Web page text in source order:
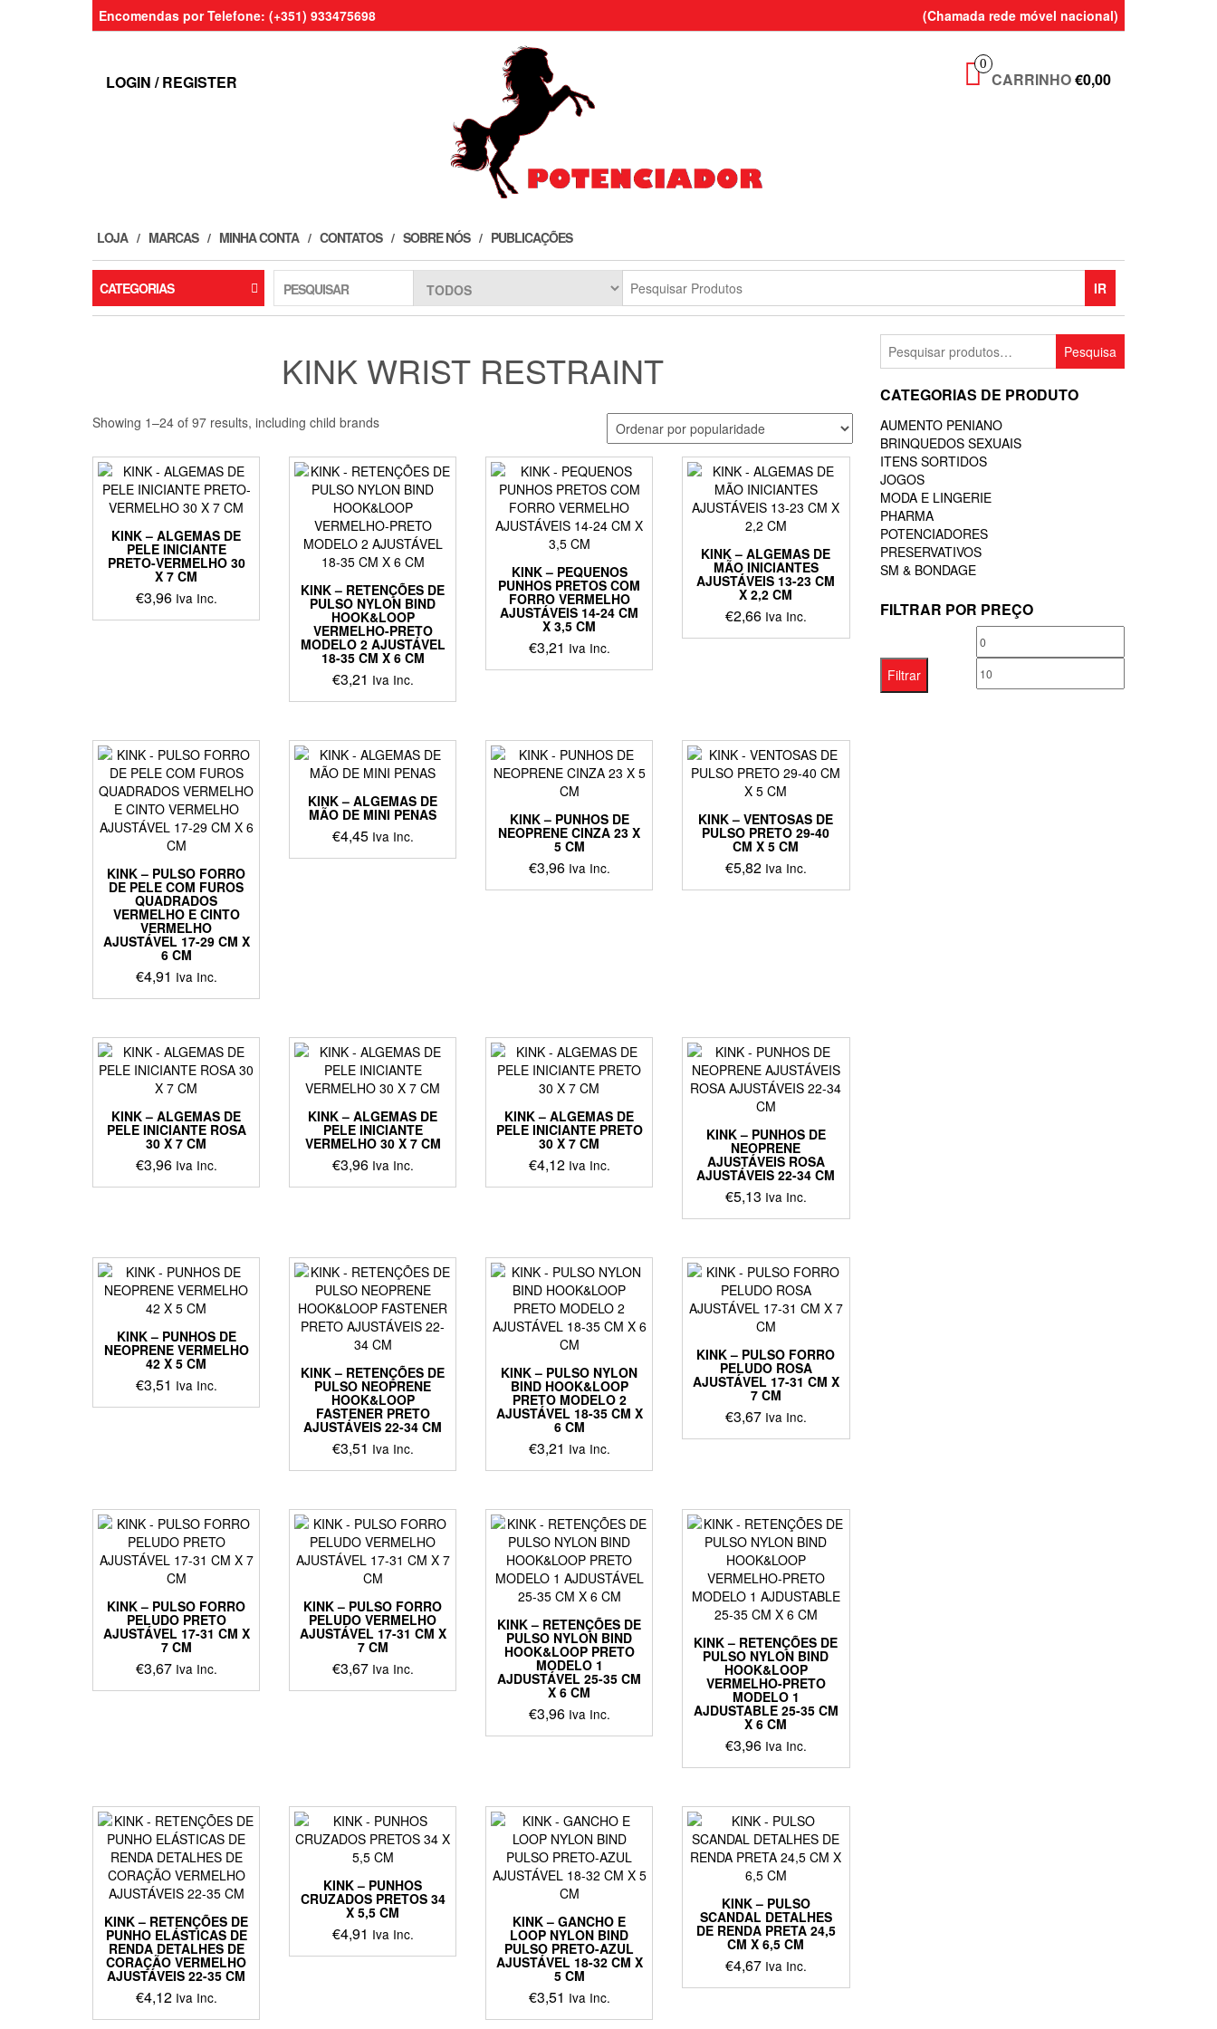
Encomendas por Telefone: (+351) 933475698 (Chamada rede móvel nacional)
LOGIN / REGISTER
0
CARRINHO€0,00
LOJA MARCAS MINHA CONTA CONTATOS SOBRE NÓS PUBLICAÇÕES
CATEGORIAS PESQUISAR IR
KINK WRIST RESTRAINT
Showing 1–24 of 97 results, including child brands
KINK – ALGEMAS DE
PELE INICIANTE
PRETO-VERMELHO 30
X 7 CM
€3,96 Iva Inc. KINK – RETENÇÕES DE
PULSO NYLON BIND
HOOK&LOOP
VERMELHO-PRETO
MODELO 2 AJUSTÁVEL
18-35 CM X 6 CM
€3,21 Iva Inc.
KINK – PEQUENOS
PUNHOS PRETOS COM
FORRO VERMELHO
AJUSTÁVEIS 14-24 CM
X 3,5 CM
€3,21 Iva Inc.
KINK – ALGEMAS DE
MÃO INICIANTES
AJUSTÁVEIS 13-23 CM
X 2,2 CM
€2,66 Iva Inc.
KINK – PULSO FORRO
DE PELE COM FUROS
QUADRADOS
VERMELHO E CINTO
VERMELHO
AJUSTÁVEL 17-29 CM X
6 CM
€4,91 Iva Inc.
KINK – ALGEMAS DE
MÃO DE MINI PENAS
€4,45 Iva Inc.
KINK – PUNHOS DE
NEOPRENE CINZA 23 X
5 CM
€3,96 Iva Inc.
KINK – VENTOSAS DE
PULSO PRETO 29-40
CM X 5 CM
€5,82 Iva Inc.
KINK – ALGEMAS DE
PELE INICIANTE ROSA
30 X 7 CM
€3,96 Iva Inc.
KINK – ALGEMAS DE
PELE INICIANTE
VERMELHO 30 X 7 CM
€3,96 Iva Inc.
KINK – ALGEMAS DE
PELE INICIANTE PRETO
30 X 7 CM
€4,12 Iva Inc.
KINK – PUNHOS DE
NEOPRENE
AJUSTÁVEIS ROSA
AJUSTÁVEIS 22-34 CM
€5,13 Iva Inc.
KINK – PUNHOS DE
NEOPRENE VERMELHO
42 X 5 CM
€3,51 Iva Inc.
KINK – RETENÇÕES DE
PULSO NEOPRENE
HOOK&LOOP
FASTENER PRETO
AJUSTÁVEIS 22-34 CM
€3,51 Iva Inc.
KINK – PULSO NYLON
BIND HOOK&LOOP
PRETO MODELO 2
AJUSTÁVEL 18-35 CM X
6 CM
€3,21 Iva Inc.
KINK – PULSO FORRO
PELUDO ROSA
AJUSTÁVEL 17-31 CM X
7 CM
€3,67 Iva Inc.
KINK – PULSO FORRO
PELUDO PRETO
AJUSTÁVEL 17-31 CM X
7 CM
€3,67 Iva Inc.
KINK – PULSO FORRO
PELUDO VERMELHO
AJUSTÁVEL 17-31 CM X
7 CM
€3,67 Iva Inc.
KINK – RETENÇÕES DE
PULSO NYLON BIND
HOOK&LOOP PRETO
MODELO 1
AJDUSTÁVEL 25-35 CM
X 6 CM
€3,96 Iva Inc.
KINK – RETENÇÕES DE
PULSO NYLON BIND
HOOK&LOOP
VERMELHO-PRETO
MODELO 1
AJDUSTABLE 25-35 CM
X 6 CM
€3,96 Iva Inc.
KINK – RETENÇÕES DE
PUNHO ELÁSTICAS DE
RENDA DETALHES DE
CORAÇÃO VERMELHO
AJUSTÁVEIS 22-35 CM
€4,12 Iva Inc.
KINK – PUNHOS
CRUZADOS PRETOS 34
X 5,5 CM
€4,91 Iva Inc.
KINK – GANCHO E
LOOP NYLON BIND
PULSO PRETO-AZUL
AJUSTÁVEL 18-32 CM X
5 CM
€3,51 Iva Inc.
KINK – PULSO
SCANDAL DETALHES
DE RENDA PRETA 24,5
CM X 6,5 CM
€4,67 Iva Inc.
Pesquisar
por:
Pesquisa
CATEGORIAS DE PRODUTO
AUMENTO PENIANO
BRINQUEDOS SEXUAIS
ITENS SORTIDOS
JOGOS
MODA E LINGERIE
PHARMA
POTENCIADORES
PRESERVATIVOS
SM & BONDAGE
FILTRAR POR PREÇO
Preço
mínimo
máximo
Filtrar